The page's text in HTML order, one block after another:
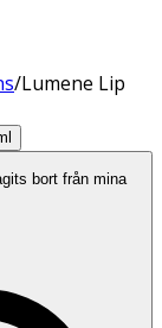
/Lumene Lip
bort från mina